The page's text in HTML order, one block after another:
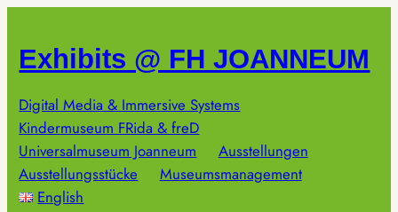
springen
Exhibits @ FH JOANNEUM
Digital Media & Immersive Systems
Kindermuseum FRida & freD
Universalmuseum Joanneum
Ausstellungen
Ausstellungsstücke
Museumsmanagement
English